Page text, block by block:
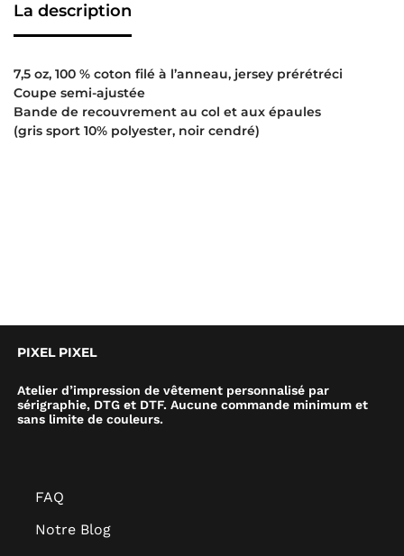
La description
7,5 oz, 100 % coton filé à l’anneau, jersey prérétréci
Coupe semi-ajustée
Bande de recouvrement au col et aux épaules
(gris sport 10% polyester, noir cendré)
PIXEL PIXEL
Atelier d’impression de vêtement personnalisé par
sérigraphie, DTG et DTF. Aucune commande minimum et
sans limite de couleurs.
FAQ
Notre Blog